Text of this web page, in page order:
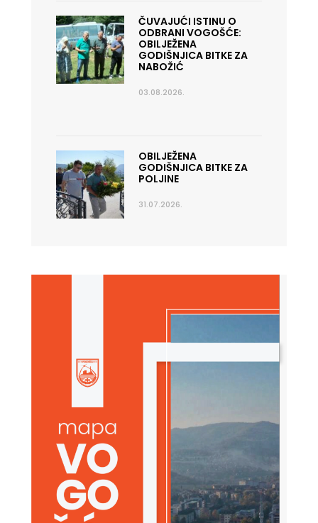
ČUVAJUĆI ISTINU O
ODBRANI VOGOŠĆE:
OBILJEŽENA
GODIŠNJICA BITKE ZA
NABOŽIĆ
03.08.2026.
OBILJEŽENA
GODIŠNJICA BITKE ZA
POLJINE
31.07.2026.